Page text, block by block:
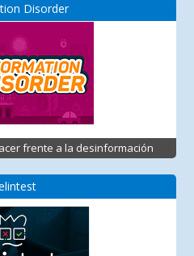
Disorder
frente a la desinformación